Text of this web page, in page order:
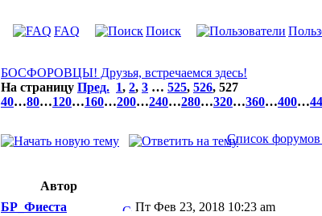
FAQ Поиск
БОСФОРОВЦЫ! Друзья, встречаемся здесь!
На страницу Пред. 1, 2, 3 … 525, 526, 527
40…80…120…160…200…240…280…320…360…400…
Список форумов
Автор
БР_Фиеста
Пт Фев 23, 2018 10:23 am